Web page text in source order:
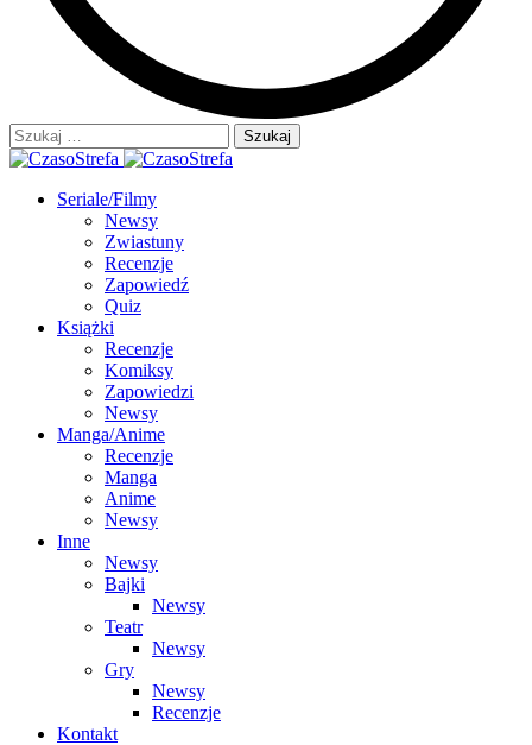
Szukaj:
Seriale/Filmy
Newsy
Zwiastuny
Recenzje
Zapowiedź
Quiz
Książki
Recenzje
Komiksy
Zapowiedzi
Newsy
Manga/Anime
Recenzje
Manga
Anime
Newsy
Inne
Newsy
Bajki
Newsy
Teatr
Newsy
Gry
Newsy
Recenzje
Kontakt